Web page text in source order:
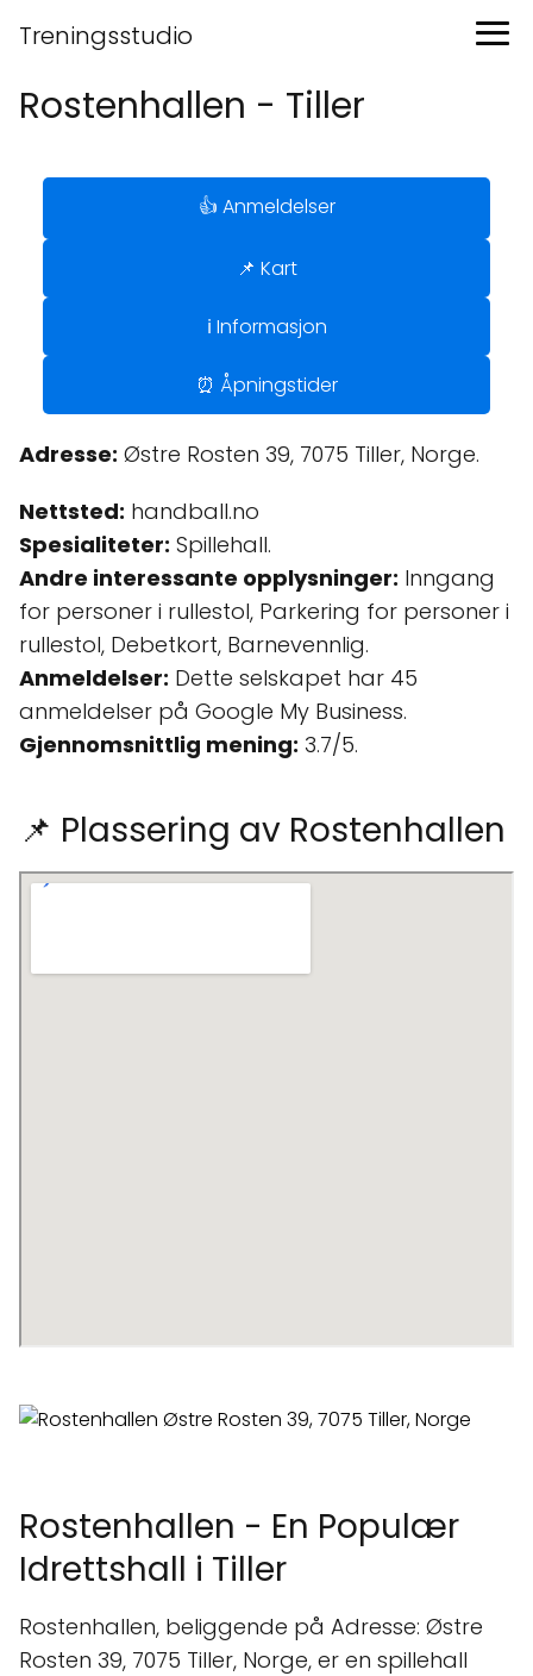
Treningsstudio
Rostenhallen - Tiller
👍 Anmeldelser
📌 Kart
ℹ️ Informasjon
⏰ Åpningstider
Adresse: Østre Rosten 39, 7075 Tiller, Norge.
Nettsted: handball.no
Spesialiteter: Spillehall.
Andre interessante opplysninger: Inngang
for personer i rullestol, Parkering for personer i
rullestol, Debetkort, Barnevennlig.
Anmeldelser: Dette selskapet har 45
anmeldelser på Google My Business.
Gjennomsnittlig mening: 3.7/5.
📌 Plassering av Rostenhallen
Rostenhallen - En Populær
Idrettshall i Tiller
Rostenhallen, beliggende på Adresse: Østre
Rosten 39, 7075 Tiller, Norge, er en spillehall